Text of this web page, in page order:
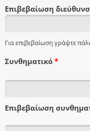
Επιβεβαίωση
Για επιβεβαίωση γράψτε
Συνθηματικό *
Επιβεβαίωση